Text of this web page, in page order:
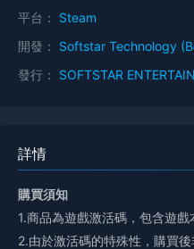
平台： Steam
開發： Softstar Technology
發行： SOFTSTAR
詳情
購買須知
1.商品為遊戲激活碼，包含遊
2.由於激活碼的特殊性，購買